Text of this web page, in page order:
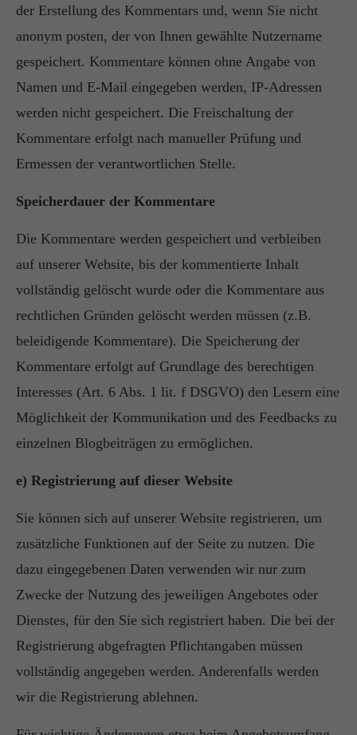
der Erstellung des Kommentars und, wenn Sie nicht
anonym posten, der von Ihnen gewählte Nutzername
gespeichert. Kommentare können ohne Angabe von
Namen und E-Mail eingegeben werden, IP-Adressen
werden nicht gespeichert. Die Freischaltung der
Kommentare erfolgt nach manueller Prüfung und
Ermessen der verantwortlichen Stelle.
Speicherdauer der Kommentare
Die Kommentare werden gespeichert und verbleiben
auf unserer Website, bis der kommentierte Inhalt
vollständig gelöscht wurde oder die Kommentare aus
rechtlichen Gründen gelöscht werden müssen (z.B.
beleidigende Kommentare). Die Speicherung der
Kommentare erfolgt auf Grundlage des berechtigen
Interesses (Art. 6 Abs. 1 lit. f DSGVO) den Lesern eine
Möglichkeit der Kommunikation und des Feedbacks zu
einzelnen Blogbeiträgen zu ermöglichen.
e) Registrierung auf dieser Website
Sie können sich auf unserer Website registrieren, um
zusätzliche Funktionen auf der Seite zu nutzen. Die
dazu eingegebenen Daten verwenden wir nur zum
Zwecke der Nutzung des jeweiligen Angebotes oder
Dienstes, für den Sie sich registriert haben. Die bei der
Registrierung abgefragten Pflichtangaben müssen
vollständig angegeben werden. Anderenfalls werden
wir die Registrierung ablehnen.